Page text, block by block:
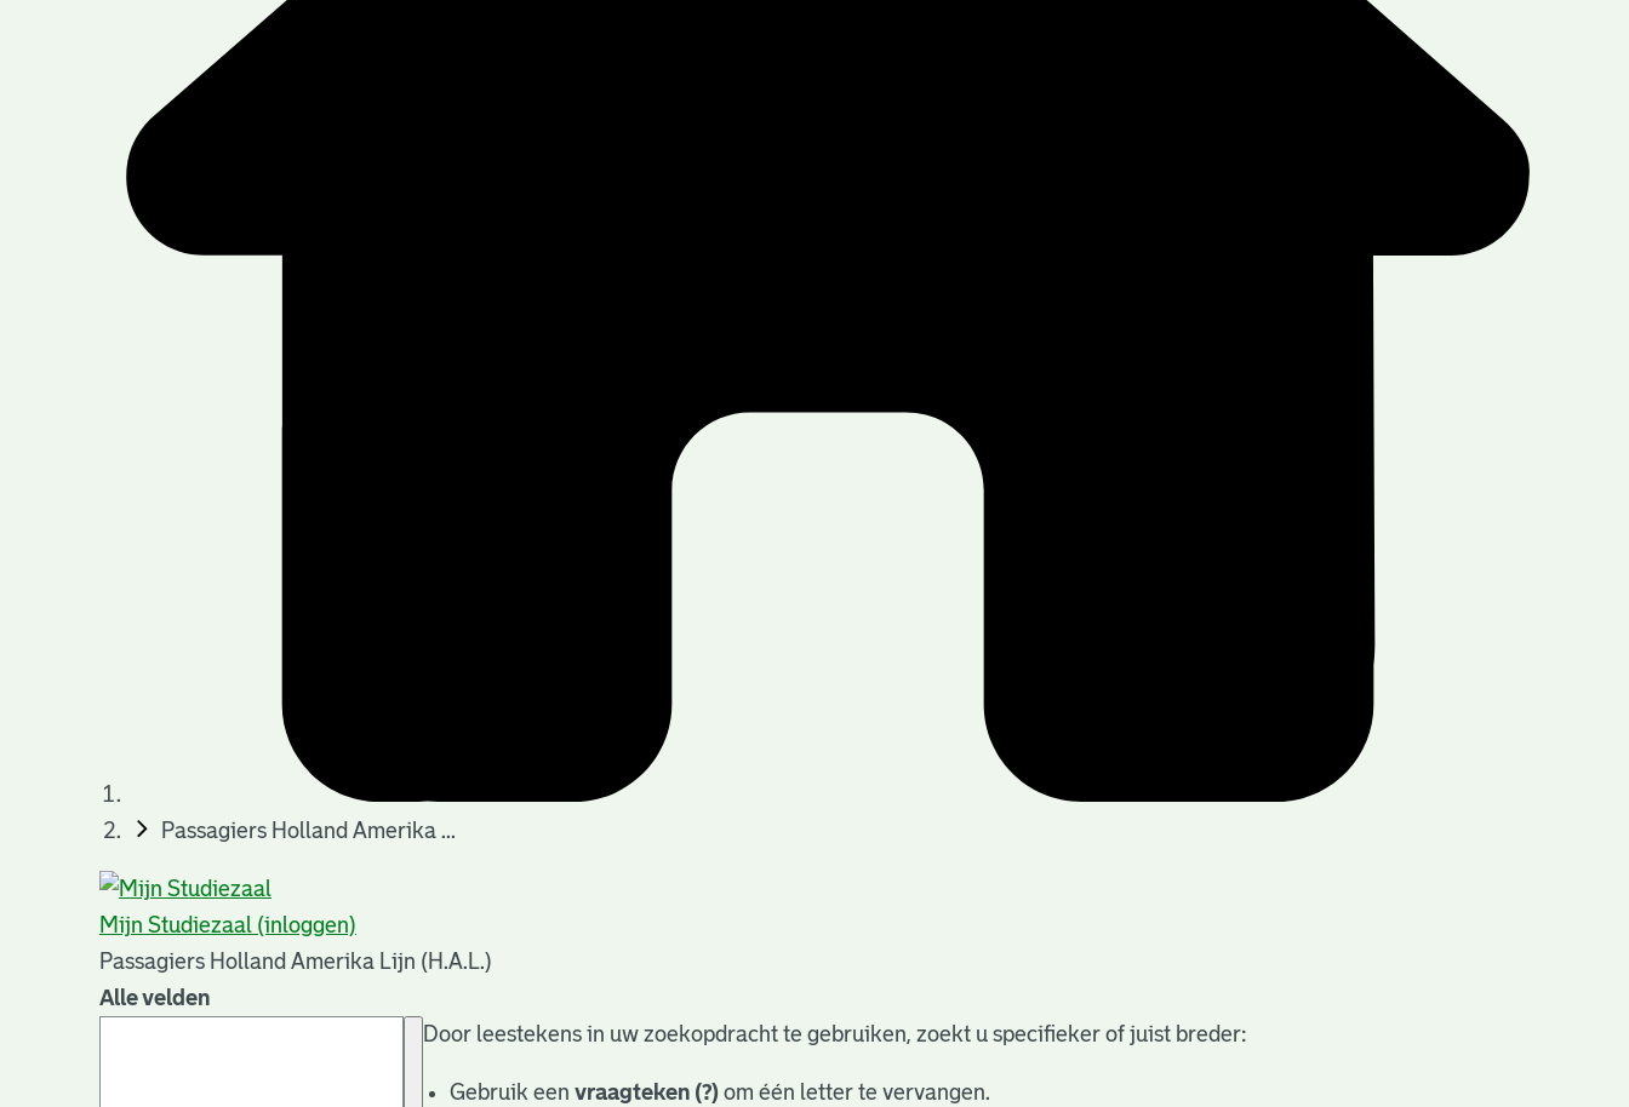
Passagiers Holland Amerika ...
Mijn Studiezaal (inloggen)
Passagiers Holland Amerika Lijn (H.A.L.)
Alle velden
Door leestekens in uw zoekopdracht te gebruiken, zoekt u specifieker of juist breder:
Gebruik eenvraagteken (?) om één letter te vervangen.